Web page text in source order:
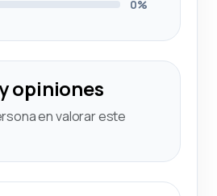
0%
opiniones
en valorar este